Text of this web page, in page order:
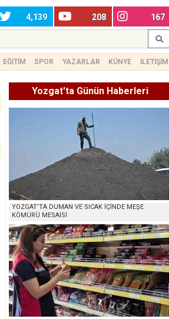
4,139 208 167
EĞİTİM SPOR YAZARLAR KÜNYE İLETİŞİM
Yozgat'ta Günün Haberleri
YOZGAT’TA DUMAN VE SICAK İÇİNDE MEŞE
KÖMÜRÜ MESAİSİ